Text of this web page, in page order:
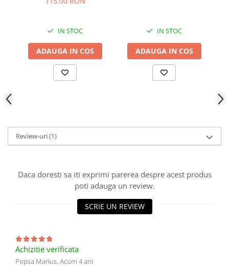
IN STOC
ADAUGA IN COS
IN STOC
ADAUGA IN COS
Review-uri(1)
Daca doresti sa iti exprimi parerea despre acest produs
poti adauga un review.
SCRIE UN REVIEW
Achizitie verificata
Popsa Marius,Acum 4 ani